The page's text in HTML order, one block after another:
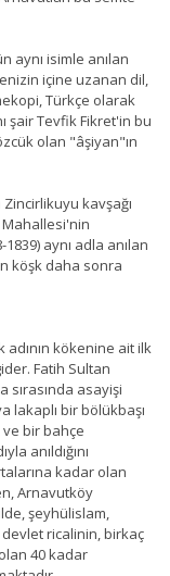
aynı isimle anılan
içine uzanan dil,
Türkçe olarak
şair Tevfik Fikret'in bu
olan "âşiyan"ın
kavşağı
aynı adla anılan
köşk daha sonra
kökenine ait ilk
Fatih Sultan
sırasında asayişi
lakaplı bir bölükbaşı
bir bahçe
anıldığını
kadar olan
Arnavutköy
şeyhülislam,
ricalinin, birkaç
40 kadar